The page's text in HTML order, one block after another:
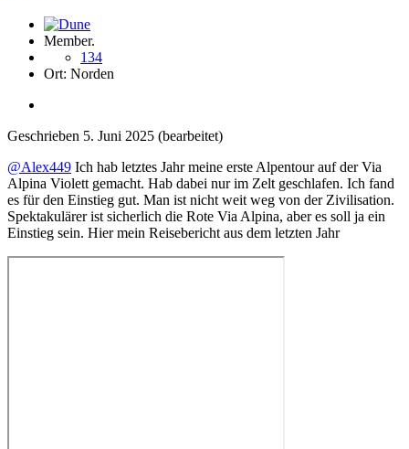
Member.
134
Ort: Norden
Geschrieben 5. Juni 2025 (bearbeitet)
@Alex449 Ich hab letztes Jahr meine erste Alpentour auf der Via
Alpina Violett gemacht. Hab dabei nur im Zelt geschlafen. Ich fand
es für den Einstieg gut. Man ist nicht weit weg von der Zivilisation.
Spektakulärer ist sicherlich die Rote Via Alpina, aber es soll ja ein
Einstieg sein. Hier mein Reisebericht aus dem letzten Jahr